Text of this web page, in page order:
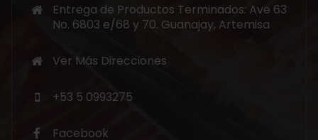
Entrega de Productos Terminados: Ave 63
No. 6803 e/68 y 70. Guanajay, Artemisa
Ver Más Direcciones
+53 5 0993275
Facebook